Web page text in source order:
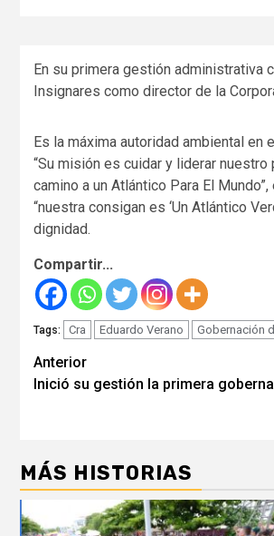
En su primera gestión administrativa
Insignares como director de la
Es la máxima autoridad ambiental
“Su misión es cuidar y liderar
camino a un Atlántico Para El
“nuestra consigan es ‘Un Atlántico
dignidad.
Compartir...
Tags: Cra Eduardo Verano Gobernación
Seguir
leyendo
Anterior
Inició su gestión la primera
MÁS HISTORIAS